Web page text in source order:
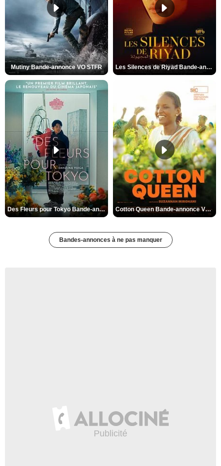
Mutiny Bande-annonce VO STFR Les Silences de Riyad Bande-annonce VO STFR
Des Fleurs pour Tokyo Bande-annonce VO STFR Cotton Queen Bande-annonce VO STFR
Bandes-annonces à ne pas manquer